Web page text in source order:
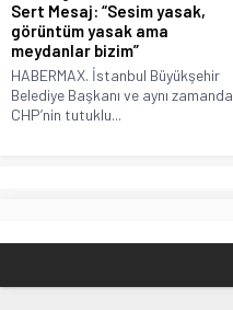
Sert Mesaj: “Sesim yasak,
görüntüm yasak ama
meydanlar bizim”
HABERMAX. İstanbul Büyükşehir
Belediye Başkanı ve aynı zamanda
CHP’nin tutuklu...